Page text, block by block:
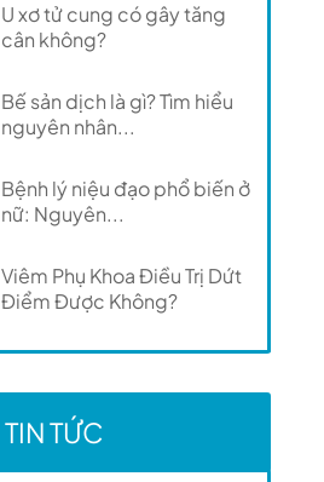
U xơ tử cung có gây tăng
cân không?
Bế sản dịch là gì? Tìm hiểu
nguyên nhân...
Bệnh lý niệu đạo phổ biến ở
nữ: Nguyên...
Viêm Phụ Khoa Điều Trị Dứt
Điểm Được Không?
TIN TỨC